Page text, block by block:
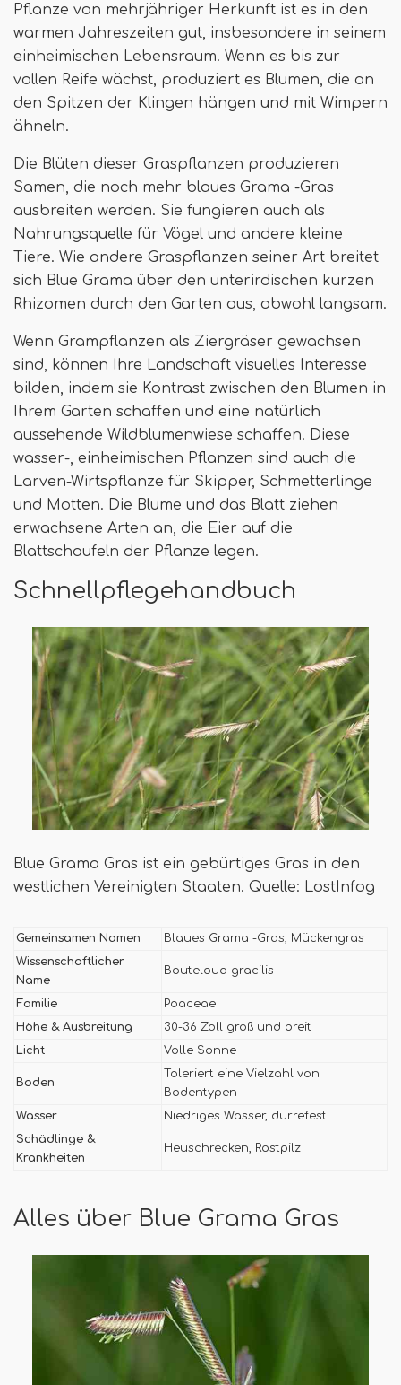
Pflanze von mehrjähriger Herkunft ist es in den
warmen Jahreszeiten gut, insbesondere in seinem
einheimischen Lebensraum. Wenn es bis zur
vollen Reife wächst, produziert es Blumen, die an
den Spitzen der Klingen hängen und mit Wimpern
ähneln.
Die Blüten dieser Graspflanzen produzieren
Samen, die noch mehr blaues Grama -Gras
ausbreiten werden. Sie fungieren auch als
Nahrungsquelle für Vögel und andere kleine
Tiere. Wie andere Graspflanzen seiner Art breitet
sich Blue Grama über den unterirdischen kurzen
Rhizomen durch den Garten aus, obwohl langsam.
Wenn Grampflanzen als Ziergräser gewachsen
sind, können Ihre Landschaft visuelles Interesse
bilden, indem sie Kontrast zwischen den Blumen in
Ihrem Garten schaffen und eine natürlich
aussehende Wildblumenwiese schaffen. Diese
wasser-, einheimischen Pflanzen sind auch die
Larven-Wirtspflanze für Skipper, Schmetterlinge
und Motten. Die Blume und das Blatt ziehen
erwachsene Arten an, die Eier auf die
Blattschaufeln der Pflanze legen.
Schnellpflegehandbuch
Blue Grama Gras ist ein gebürtiges Gras in den
westlichen Vereinigten Staaten. Quelle: LostInfog
Gemeinsamen Namen
Blaues Grama -Gras, Mückengras
Wissenschaftlicher
Name
Bouteloua gracilis
Familie
Poaceae
Höhe & Ausbreitung
30-36 Zoll groß und breit
Licht
Volle Sonne
Boden
Toleriert eine Vielzahl von
Bodentypen
Wasser
Niedriges Wasser, dürrefest
Schädlinge &
Krankheiten
Heuschrecken, Rostpilz
Alles über Blue Grama Gras